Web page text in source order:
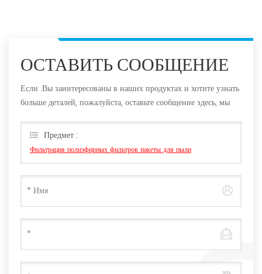
ОСТАВИТЬ СООБЩЕНИЕ
Если .Вы заинтересованы в наших продуктах и хотите узнать
больше деталей, пожалуйста, оставьте сообщение здесь, мы
Предмет :
Фильтрация полиэфирных фильтров пакеты для пыли